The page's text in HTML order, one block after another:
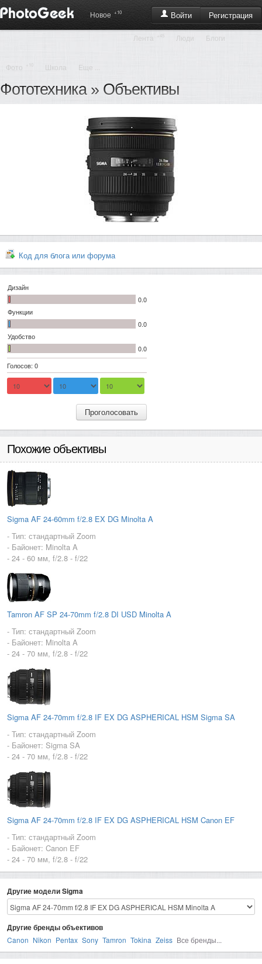
Войти Регистрация
Новое +10
Лента +45 Люди Блоги
Фото Школа Еще ...
Фототехника» Объективы
Код для блога или форума
Дизайн
0.0
Функции
0.0
Удобство
0.0
Голосов: 0
Проголосовать
Похожие объективы
Sigma AF 24-60mm f/2.8 EX DG Minolta A
- Тип: стандартный Zoom
- Байонет: Minolta A
- 24 - 60 мм, f/2.8 - f/22
Tamron AF SP 24-70mm f/2.8 DI USD Minolta A
- Тип: стандартный Zoom
- Байонет: Minolta A
- 24 - 70 мм, f/2.8 - f/22
Sigma AF 24-70mm f/2.8 IF EX DG ASPHERICAL HSM Sigma SA
- Тип: стандартный Zoom
- Байонет: Sigma SA
- 24 - 70 мм, f/2.8 - f/22
Sigma AF 24-70mm f/2.8 IF EX DG ASPHERICAL HSM Canon EF
- Тип: стандартный Zoom
- Байонет: Canon EF
- 24 - 70 мм, f/2.8 - f/22
Другие модели Sigma
Другие бренды объективов
Canon Nikon Pentax Sony Tamron Tokina Zeiss Все бренды...